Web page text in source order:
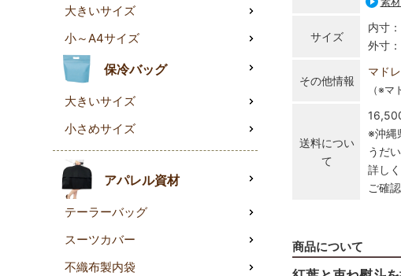
大きいサイズ
小～A4サイズ
保冷バッグ
大きいサイズ
小さめサイズ
アパレル資材
テーラーバッグ
スーツカバー
不織布製内袋
サイズ
内寸
外寸
その他情報
マド
（※マ
送料につい
て
※沖縄
うだ
詳し
ご確
商品について